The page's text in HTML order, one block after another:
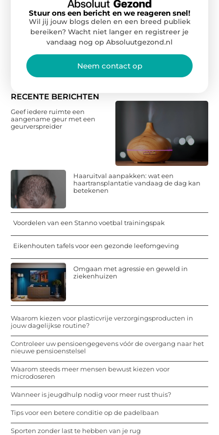
RECENTE BERICHTEN
Geef iedere ruimte een
aangename geur met een
geurverspreider
Haaruitval aanpakken: wat een
haartransplantatie vandaag de dag kan
betekenen
Voordelen van een Stanno voetbal trainingspak
Eikenhouten tafels voor een gezonde leefomgeving
Omgaan met agressie en geweld in
ziekenhuizen
Waarom kiezen voor plasticvrije verzorgingsproducten in
jouw dagelijkse routine?
Controleer uw pensioengegevens vóór de overgang naar het
nieuwe pensioenstelsel
Waarom steeds meer mensen bewust kiezen voor
microdoseren
Wanneer is jeugdhulp nodig voor meer rust thuis?
Tips voor een betere conditie op de padelbaan
Sporten zonder last te hebben van je rug
Stuur ons een bericht en we reageren snel!
Wil jij jouw blogs delen en een breed publiek
bereiken? Wacht niet langer en registreer je
vandaag nog op Absoluutgezond.nl
Neem contact op